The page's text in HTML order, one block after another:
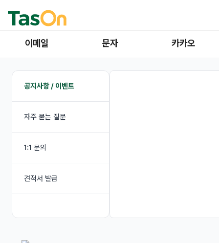
이메일 문자 카카오
공지사항 / 이벤트
자주 묻는 질문
1:1 문의
견적서 발급